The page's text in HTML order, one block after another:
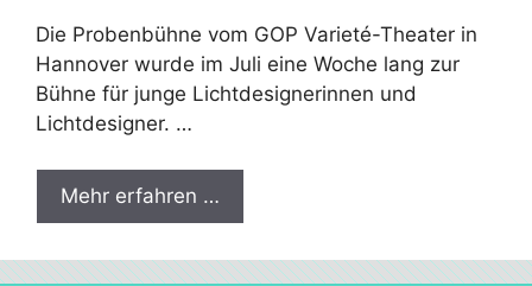
Die Probenbühne vom GOP Varieté-Theater in
Hannover wurde im Juli eine Woche lang zur
Bühne für junge Lichtdesignerinnen und
Lichtdesigner. …
Mehr erfahren …